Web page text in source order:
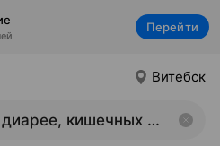
Перейти
Витебск